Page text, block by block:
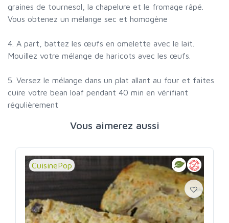
graines de tournesol, la chapelure et le fromage râpé.
Vous obtenez un mélange sec et homogène
4. A part, battez les œufs en omelette avec le lait.
Mouillez votre mélange de haricots avec les œufs.
5. Versez le mélange dans un plat allant au four et faites
cuire votre bean loaf pendant 40 min en vérifiant
régulièrement
Vous aimerez aussi
CuisinePop